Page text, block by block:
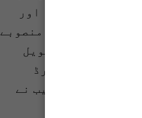
کی خریداری کے متعلق تحویل میں لیا گیا ریکارڈ رواں ماہ 2 جنوری کو ٹھٹہ اور
آر بی او ڈی ٹو منصوبے
کوئی ریکارڈ تحویل
کوئی ریکارڈ
کی ہے تب سے نیب نے